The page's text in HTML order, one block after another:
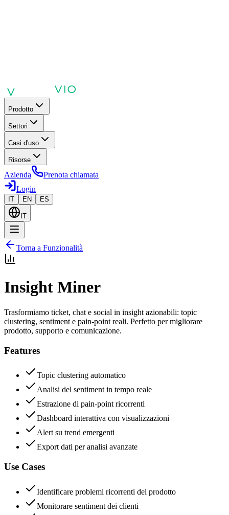
Prodotto
Settori
Casi d'uso
Risorse
Azienda
Prenota chiamata
Login
IT EN ES
IT
Torna a Funzionalità
Insight Miner
Trasformiamo ticket, chat e social in insight azionabili: topic
clustering, sentiment e pain-point reali. Perfetto per migliorare
prodotto, supporto e comunicazione.
Features
Topic clustering automatico
Analisi del sentiment in tempo reale
Estrazione di pain-point ricorrenti
Dashboard interattiva con visualizzazioni
Alert su trend emergenti
Export dati per analisi avanzate
Use Cases
Identificare problemi ricorrenti del prodotto
Monitorare sentiment dei clienti